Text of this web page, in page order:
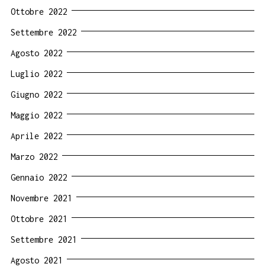
Ottobre 2022
Settembre 2022
Agosto 2022
Luglio 2022
Giugno 2022
Maggio 2022
Aprile 2022
Marzo 2022
Gennaio 2022
Novembre 2021
Ottobre 2021
Settembre 2021
Agosto 2021